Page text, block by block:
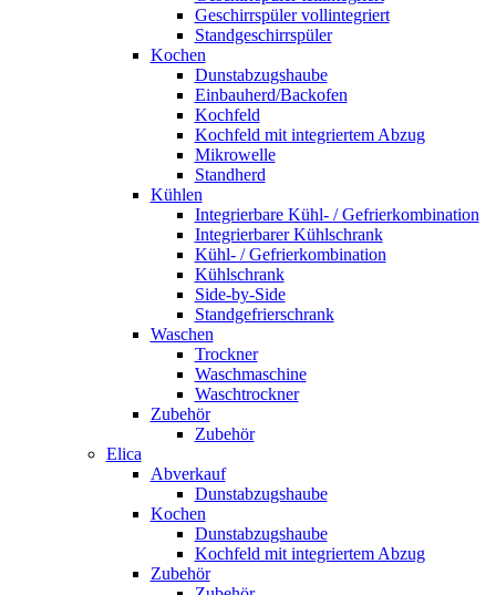
Geschirrspüler vollintegriert
Standgeschirrspüler
Kochen
Dunstabzugshaube
Einbauherd/Backofen
Kochfeld
Kochfeld mit integriertem Abzug
Mikrowelle
Standherd
Kühlen
Integrierbare Kühl- / Gefrierkombination
Integrierbarer Kühlschrank
Kühl- / Gefrierkombination
Kühlschrank
Side-by-Side
Standgefrierschrank
Waschen
Trockner
Waschmaschine
Waschtrockner
Zubehör
Zubehör
Elica
Abverkauf
Dunstabzugshaube
Kochen
Dunstabzugshaube
Kochfeld mit integriertem Abzug
Zubehör